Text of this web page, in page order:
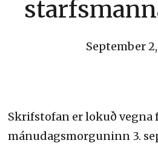
September
Skrifstofan er lokuð
mánudagsmorguninn 3.